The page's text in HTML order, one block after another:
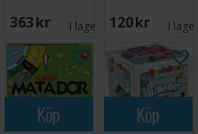
NORSK
363 SEK I lager:
Kortspel
120 SEK I lager:
Köp Köp